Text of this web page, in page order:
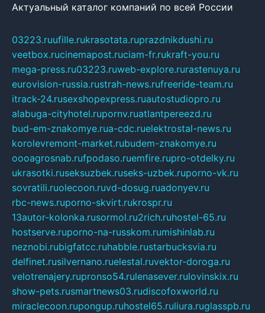
Актуальный каталог компаний по всей России
03223.ruufille.rukrasotata.ruprazdnikdushi.ru
veetbox.rucinemapost.ruciam-fr.rukraft-you.ru
mega-press.ru03223.ruweb-explore.rurastenuya.ru
eurovision-russia.rustrah-news.rufreeride-team.ru
itrack-24.rusexshopexpress.ruautostudiopro.ru
alabuga-cityhotel.rupornv.ruatlantpereezd.ru
bud-em-znakomye.rua-cdc.ruelektrostal-news.ru
korolevremont-market.rubudem-znakomye.ru
oooagrosnab.rufpodaso.ruemfire.rupro-otdelky.ru
ukrasotki.ruseksuzbek.ruseks-uzbek.ruporno-vk.ru
sovratili.ruolecoon.ruvd-dosug.ruadonyev.ru
rbc-news.ruporno-skvirt.rukrospr.ru
13autor-kolonka.rusormol.ru2rich.ruhostel-65.ru
hostserve.ruporno-na-russkom.rumishinlab.ru
neznobi.rubigfatcc.ruhabble.rustarbucksvia.ru
delfinet.rusilvernano.ruelestal.ruvektor-doroga.ru
velotrenajery.rupronso54.rulenasever.rulovinskix.ru
show-pets.rusmartnews03.rudiscofoxworld.ru
miraclecoon.rupongup.ruhostel65.ruliura.ruglasspb.ru